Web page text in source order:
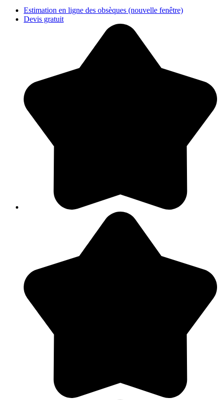
Estimation en ligne des obsèques (nouvelle fenêtre)
Devis gratuit